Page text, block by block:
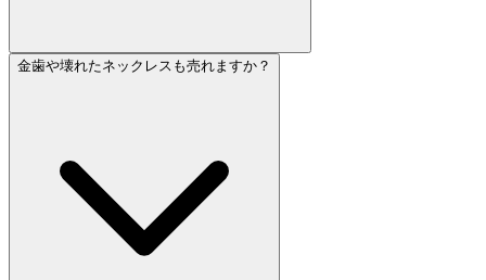
金歯や壊れたネックレスも売れますか？